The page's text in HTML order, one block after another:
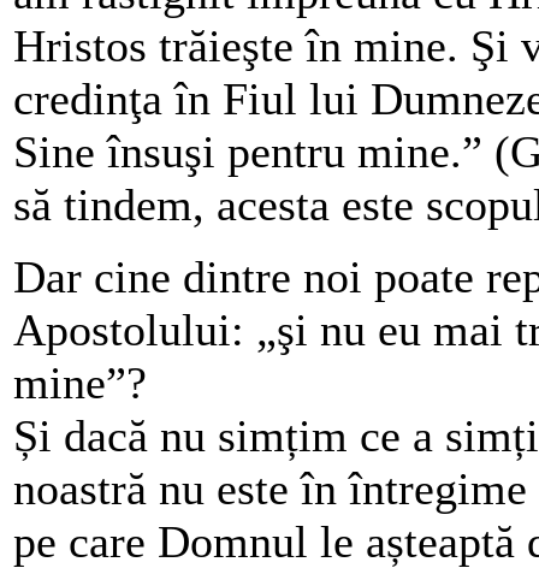
Hristos trăieşte în mine. Şi
credinţa în Fiul lui
Sine însuşi pentru mine.”
să tindem, acesta este
Dar cine dintre noi poate
Apostolului: „şi nu eu mai
mine”?
Și dacă nu simțim ce a
noastră nu este în
pe care Domnul le așteaptă